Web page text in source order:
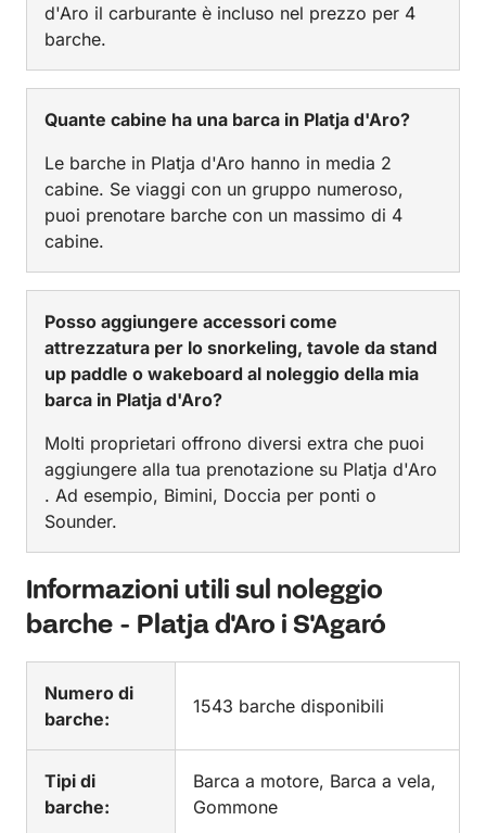
d'Aro il carburante è incluso nel prezzo per 4
barche.
Quante cabine ha una barca in Platja d'Aro?
Le barche in Platja d'Aro hanno in media 2
cabine. Se viaggi con un gruppo numeroso,
puoi prenotare barche con un massimo di 4
cabine.
Posso aggiungere accessori come
attrezzatura per lo snorkeling, tavole da stand
up paddle o wakeboard al noleggio della mia
barca in Platja d'Aro?
Molti proprietari offrono diversi extra che puoi
aggiungere alla tua prenotazione su Platja d'Aro
. Ad esempio, Bimini, Doccia per ponti o
Sounder.
Informazioni utili sul noleggio
barche - Platja d'Aro i S'Agaró
Numero di
barche:
1543 barche disponibili
Tipi di
barche:
Barca a motore, Barca a vela,
Gommone